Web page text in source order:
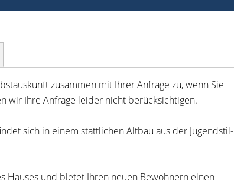
zusammen mit Ihrer Anfrage zu, wenn Sie
wir Ihre Anfrage leider nicht berücksichtigen.
sich in einem stattlichen Altbau aus der Jugendstil-
Hauses und bietet Ihren neuen Bewohnern einen